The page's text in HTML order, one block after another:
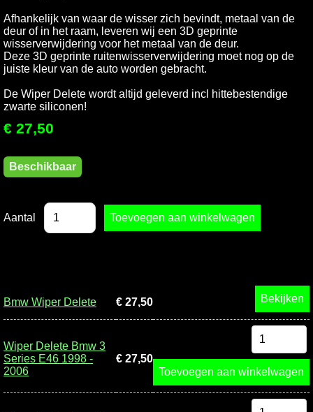
Afhankelijk van waar de wisser zich bevindt, metaal van de
deur of in het raam, leveren wij een 3D geprinte
wisserverwijdering voor het metaal van de deur.
Deze 3D geprinte ruitenwisserverwijdering moet nog op de
juiste kleur van de auto worden gebracht.
De Wiper Delete wordt altijd geleverd incl hittebestendige
zwarte siliconen!
€ 27,50
Beschikbaar
Aantal
Bmw Wiper Delete € 27,50 Bekijken
Wiper Delete Bmw 3
Series E46 1998 -
2006
€ 27,50
Toevoegen aan winkelwagen